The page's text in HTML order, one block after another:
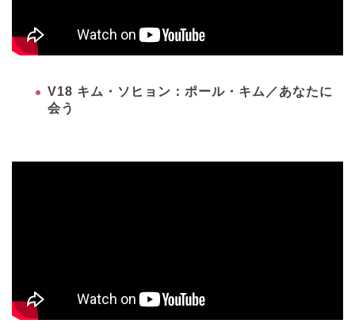
V18 キム・ソヒョン：ポール・キム／あなたに
会う